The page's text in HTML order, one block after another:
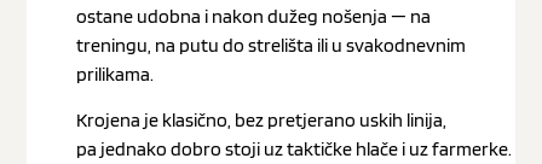
ostane udobna i nakon dužeg nošenja — na
treningu, na putu do strelišta ili u svakodnevnim
prilikama.
Krojena je klasično, bez pretjerano uskih linija,
pa jednako dobro stoji uz taktičke hlače i uz farmerke.